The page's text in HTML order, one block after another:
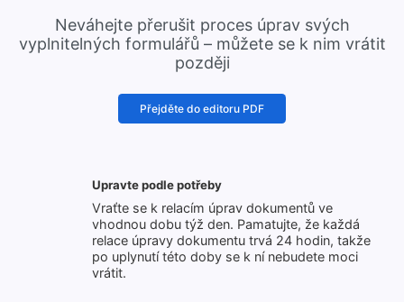
Neváhejte přerušit proces úprav svých
vyplnitelných formulářů – můžete se k nim vrátit
později
Přejděte do editoru PDF
Upravte podle potřeby
Vraťte se k relacím úprav dokumentů ve
vhodnou dobu týž den. Pamatujte, že každá
relace úpravy dokumentu trvá 24 hodin, takže
po uplynutí této doby se k ní nebudete moci
vrátit.